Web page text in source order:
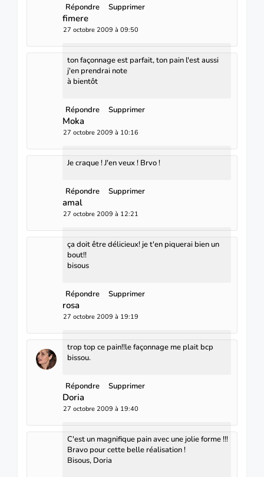
Répondre Supprimer
fimere
27 octobre 2009 à 09:50
ton façonnage est parfait, ton pain l'est aussi
j'en prendrai note
à bientôt
Répondre Supprimer
Moka
27 octobre 2009 à 10:16
Je craque ! J'en veux ! Brvo !
Répondre Supprimer
amal
27 octobre 2009 à 12:21
ça doit être délicieux! je t'en piquerai bien un
bout!!
bisous
Répondre Supprimer
rosa
27 octobre 2009 à 19:19
trop top ce pain!!le façonnage me plait bcp
bissou.
Répondre Supprimer
Doria
27 octobre 2009 à 19:40
C'est un magnifique pain avec une jolie forme !!!
Bravo pour cette belle réalisation !
Bisous, Doria